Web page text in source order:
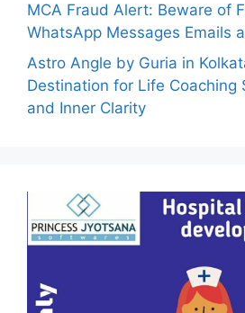
MCA Fraud Alert: Beware of
WhatsApp Messages Emails
Astro Angle by Guria in
Destination for Life Coaching
and Inner Clarity